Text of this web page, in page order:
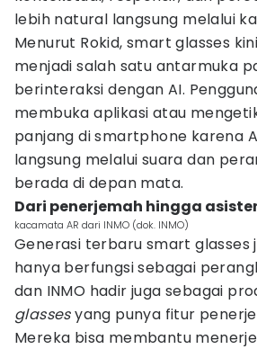
lebih natural langsung melalui
Menurut Rokid, smart glasses
menjadi salah satu antarmuka
berinteraksi dengan AI.
membuka aplikasi atau
panjang di smartphone karena
langsung melalui suara dan
berada di depan mata.
Dari penerjemah hingga
kacamata AR dari INMO (dok. INMO)
Generasi terbaru smart glasses
hanya berfungsi sebagai
dan INMO hadir juga sebagai
glassesyang punya fitur
Mereka bisa membantu